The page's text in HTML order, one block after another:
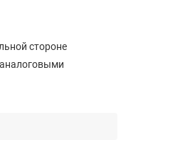
стороне